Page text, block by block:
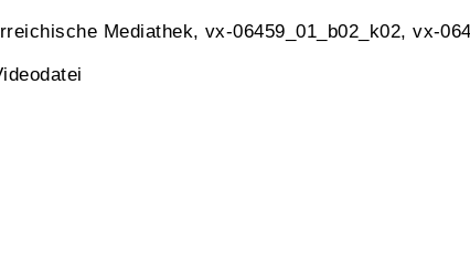
Mediathek, vx-06459_01_b02_k02, vx-